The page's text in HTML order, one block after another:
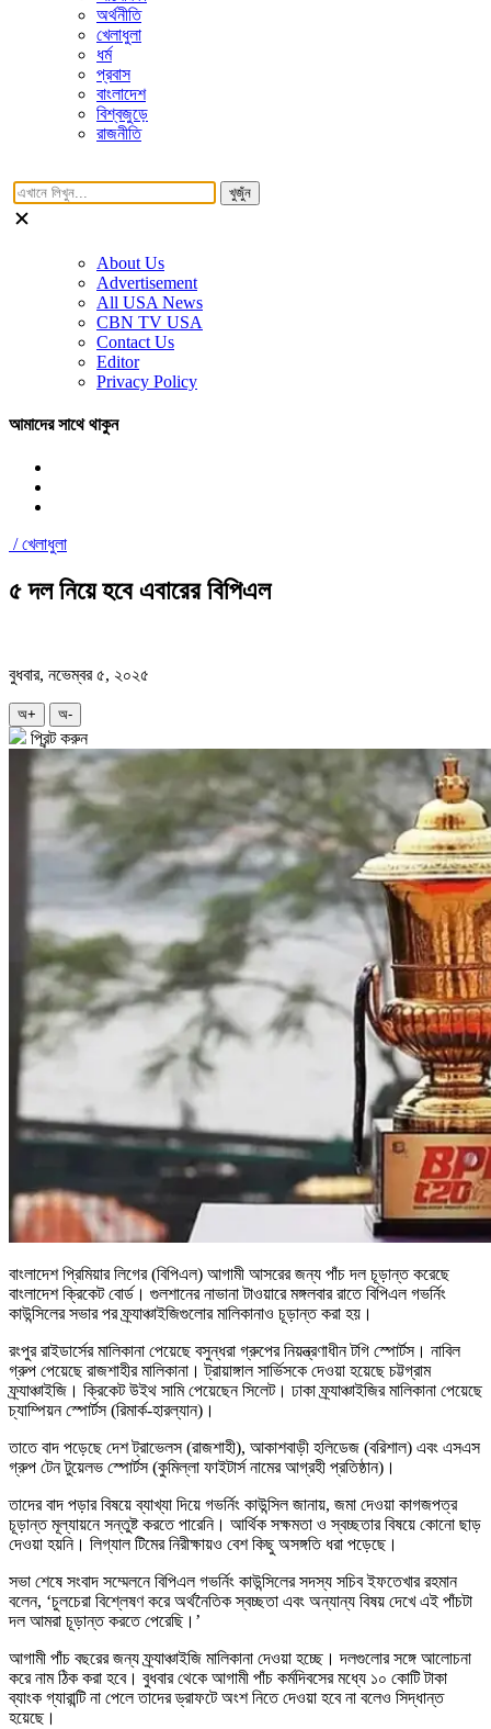
অর্থনীতি
খেলাধুলা
ধর্ম
প্রবাস
বাংলাদেশ
বিশ্বজুড়ে
রাজনীতি
খুজুঁন
About Us
Advertisement
All USA News
CBN TV USA
Contact Us
Editor
Privacy Policy
আমাদের সাথে থাকুন
/খেলাধুলা
৫ দল নিয়ে হবে এবারের বিপিএল
বুধবার, নভেম্বর ৫, ২০২৫
অ+ অ-
প্রিন্ট করুন
বাংলাদেশ প্রিমিয়ার লিগের (বিপিএল) আগামী আসরের জন্য পাঁচ দল চূড়ান্ত করেছে
বাংলাদেশ ক্রিকেট বোর্ড। গুলশানের নাভানা টাওয়ারে মঙ্গলবার রাতে বিপিএল গভর্নিং
কাউন্সিলের সভার পর ফ্র্যাঞ্চাইজিগুলোর মালিকানাও চূড়ান্ত করা হয়।
রংপুর রাইডার্সের মালিকানা পেয়েছে বসুন্ধরা গ্রুপের নিয়ন্ত্রণাধীন টগি স্পোর্টস। নাবিল
গ্রুপ পেয়েছে রাজশাহীর মালিকানা। ট্রায়াঙ্গাল সার্ভিসকে দেওয়া হয়েছে চট্টগ্রাম
ফ্র্যাঞ্চাইজি। ক্রিকেট উইথ সামি পেয়েছেন সিলেট। ঢাকা ফ্র্যাঞ্চাইজির মালিকানা পেয়েছে
চ্যাম্পিয়ন স্পোর্টস (রিমার্ক-হারল্যান)।
তাতে বাদ পড়েছে দেশ ট্রাভেলস (রাজশাহী), আকাশবাড়ী হলিডেজ (বরিশাল) এবং এসএস
গ্রুপ টেন টুয়েলভ স্পোর্টস (কুমিল্লা ফাইটার্স নামের আগ্রহী প্রতিষ্ঠান)।
তাদের বাদ পড়ার বিষয়ে ব্যাখ্যা দিয়ে গভর্নিং কাউন্সিল জানায়, জমা দেওয়া কাগজপত্র
চূড়ান্ত মূল্যায়নে সন্তুষ্ট করতে পারেনি। আর্থিক সক্ষমতা ও স্বচ্ছতার বিষয়ে কোনো ছাড়
দেওয়া হয়নি। লিগ্যাল টিমের নিরীক্ষায়ও বেশ কিছু অসঙ্গতি ধরা পড়েছে।
সভা শেষে সংবাদ সম্মেলনে বিপিএল গভর্নিং কাউন্সিলের সদস্য সচিব ইফতেখার রহমান
বলেন, ‘চুলচেরা বিশ্লেষণ করে অর্থনৈতিক স্বচ্ছতা এবং অন্যান্য বিষয় দেখে এই পাঁচটা
দল আমরা চূড়ান্ত করতে পেরেছি।’
আগামী পাঁচ বছরের জন্য ফ্র্যাঞ্চাইজি মালিকানা দেওয়া হচ্ছে। দলগুলোর সঙ্গে আলোচনা
করে নাম ঠিক করা হবে। বুধবার থেকে আগামী পাঁচ কর্মদিবসের মধ্যে ১০ কোটি টাকা
ব্যাংক গ্যারান্টি না পেলে তাদের ড্রাফটে অংশ নিতে দেওয়া হবে না বলেও সিদ্ধান্ত
হয়েছে।